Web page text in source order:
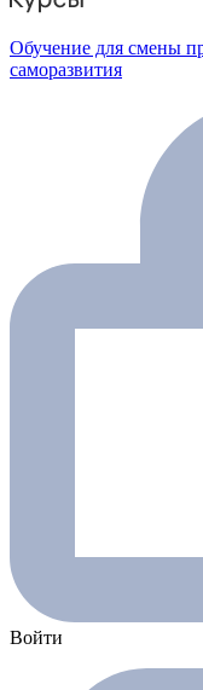
Обучение для смены
саморазвития
Войти